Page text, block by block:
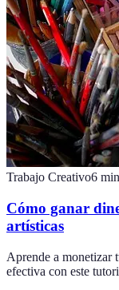
Trabajo Creativo6 min
Cómo ganar
artísticas
Aprende a monetizar
efectiva con este